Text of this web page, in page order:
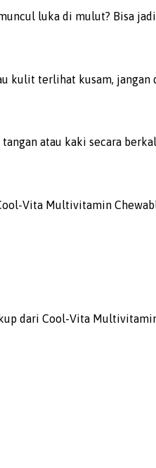
luka di mulut? Bisa
kulit terlihat kusam, jangan
atau kaki secara
Vita Multivitamin
dari Cool-Vita